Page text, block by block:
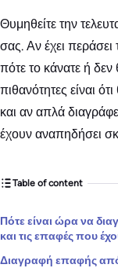
Θυμηθείτε την
σας. Αν έχει περάσει
πότε το κάνατε ή δεν
πιθανότητες είναι
και αν απλά
έχουν αναπηδήσει
Table of content
Πότε είναι ώρα να
και τις επαφές που
Διαγραφή επαφής από